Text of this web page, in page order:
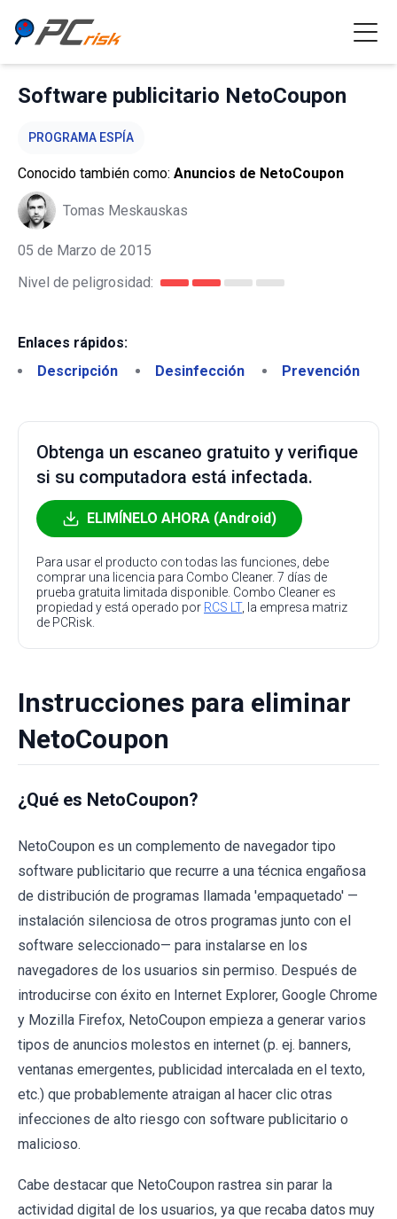
Software publicitario NetoCoupon
PROGRAMA ESPÍA
Conocido también como: Anuncios de NetoCoupon
Tomas Meskauskas
05 de Marzo de 2015
Nivel de peligrosidad:
Enlaces rápidos:
Descripción
Desinfección Prevención
Obtenga un escaneo gratuito y verifique
si su computadora está infectada.
ELIMÍNELO AHORA (Android)
Para usar el producto con todas las funciones, debe
comprar una licencia para Combo Cleaner. 7 días de
prueba gratuita limitada disponible. Combo Cleaner es
propiedad y está operado por RCS LT, la empresa matriz
de PCRisk.
Instrucciones para eliminar
NetoCoupon
¿Qué es NetoCoupon?
NetoCoupon es un complemento de navegador tipo
software publicitario que recurre a una técnica engañosa
de distribución de programas llamada 'empaquetado' —
instalación silenciosa de otros programas junto con el
software seleccionado— para instalarse en los
navegadores de los usuarios sin permiso. Después de
introducirse con éxito en Internet Explorer, Google Chrome
y Mozilla Firefox, NetoCoupon empieza a generar varios
tipos de anuncios molestos en internet (p. ej. banners,
ventanas emergentes, publicidad intercalada en el texto,
etc.) que probablemente atraigan al hacer clic otras
infecciones de alto riesgo con software publicitario o
malicioso.
Cabe destacar que NetoCoupon rastrea sin parar la
actividad digital de los usuarios, ya que recaba datos muy